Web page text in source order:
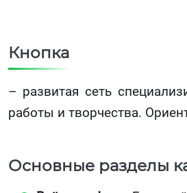
Кнопка
– развитая сеть
работы и творчества.
Основные разделы